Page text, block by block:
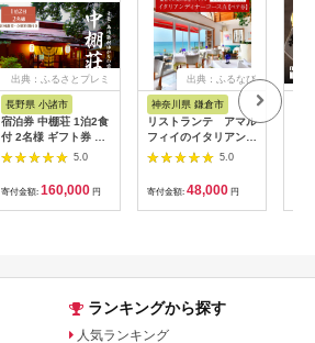
出典：ふるさとプレミ
長野県 小諸市
宿泊券 中棚荘 1泊2食
付 2名様 ギフト券 チ
ケット 券 宿泊 旅行
5.0
寄付金額: 160,000 円
出典：ふるなび
神奈川県 鎌倉市
リストランテ アマル
フィイのイタリアンデ
ィナーコースA ペア
5.0
寄付金額: 48,000 円
ランキングから探す
人気ランキング